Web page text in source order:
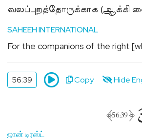
வலப்புறத்தோருக்காக (ஆக்கி
SAHEEH INTERNATIONAL
For the companions of the right
56:39 Copy Hide
﴿56:39﴾
ஜான் டிரஸ்ட்